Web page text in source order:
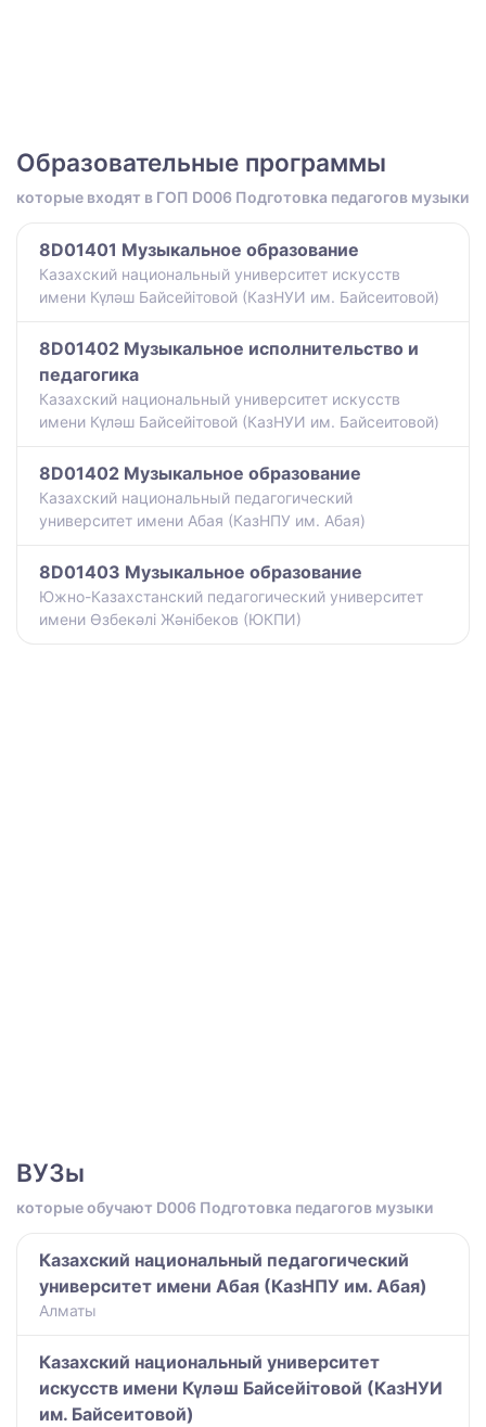
Образовательные программы
которые входят в ГОП D006 Подготовка педагогов музыки
8D01401 Музыкальное образование
Казахский национальный университет искусств
имени Күләш Байсейітовой (КазНУИ им. Байсеитовой)
8D01402 Музыкальное исполнительство и
педагогика
Казахский национальный университет искусств
имени Күләш Байсейітовой (КазНУИ им. Байсеитовой)
8D01402 Музыкальное образование
Казахский национальный педагогический
университет имени Абая (КазНПУ им. Абая)
8D01403 Музыкальное образование
Южно-Казахстанский педагогический университет
имени Өзбекәлі Жәнібеков (ЮКПИ)
ВУЗы
которые обучают D006 Подготовка педагогов музыки
Казахский национальный педагогический
университет имени Абая (КазНПУ им. Абая)
Алматы
Казахский национальный университет
искусств имени Күләш Байсейітовой (КазНУИ
им. Байсеитовой)